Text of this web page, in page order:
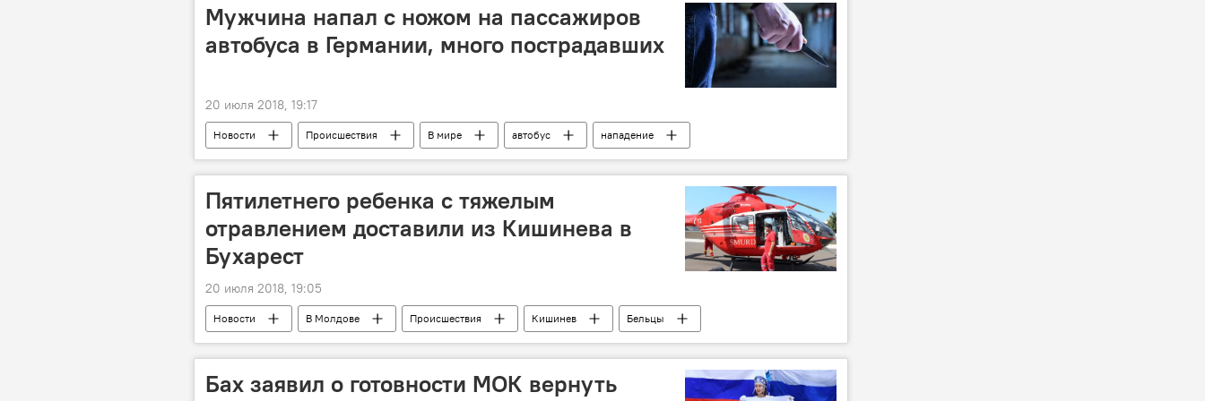
Мужчина напал с ножом на пассажиров
автобуса в Германии, много пострадавших
20 июля 2018, 19:17
Новости Происшествия В мире автобус
нападение
пассажиры
Пятилетнего ребенка с тяжелым
отравлением доставили из Кишинева в
Бухарест
20 июля 2018, 19:05
Новости В Молдове Происшествия Кишинев
Бельцы
Бухарест
Румыния Республика Молдова SMURD
вертолет
Бах заявил о готовности МОК вернуть